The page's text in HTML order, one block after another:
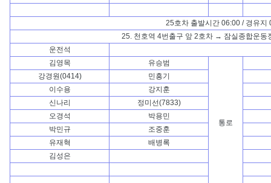
25호차 출발시간 06:00 / 경유지
25. 천호역 4번출구 앞 2호차 → 잠실종합운동
운전석
김영목
유승범
통로
강경원(0414)
민흥기
이수용
강지훈
신나리
정미선(7833)
오경석
박용민
박민규
조중훈
유재혁
배병록
김성은